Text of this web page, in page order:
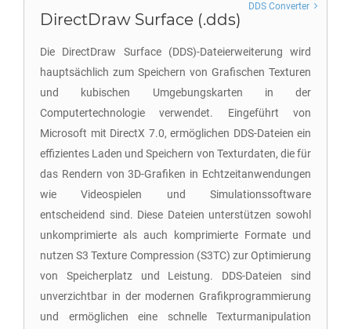
DirectDraw Surface (.dds)
Die DirectDraw Surface (DDS)-Dateierweiterung wird
hauptsächlich zum Speichern von Grafischen Texturen
und kubischen Umgebungskarten in der
Computertechnologie verwendet. Eingeführt von
Microsoft mit DirectX 7.0, ermöglichen DDS-Dateien ein
effizientes Laden und Speichern von Texturdaten, die für
das Rendern von 3D-Grafiken in Echtzeitanwendungen
wie Videospielen und Simulationssoftware
entscheidend sind. Diese Dateien unterstützen sowohl
unkomprimierte als auch komprimierte Formate und
nutzen S3 Texture Compression (S3TC) zur Optimierung
von Speicherplatz und Leistung. DDS-Dateien sind
unverzichtbar in der modernen Grafikprogrammierung
und ermöglichen eine schnelle Texturmanipulation
DDS Converter